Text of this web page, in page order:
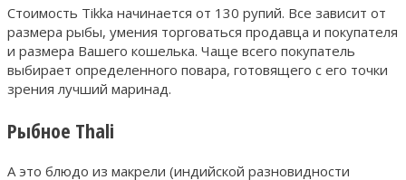
Стоимость Tikka начинается от 130 рупий. Все зависит от
размера рыбы, умения торговаться продавца и покупателя
и размера Вашего кошелька. Чаще всего покупатель
выбирает определенного повара, готовящего с его точки
зрения лучший маринад.
Рыбное Thali
А это блюдо из макрели (индийской разновидности